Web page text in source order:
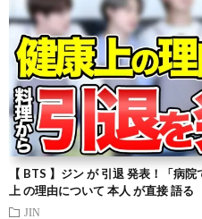
【 BTS 】ジン が 引退 発表！「病
上 の理由について 本人 が直接 語る
JIN